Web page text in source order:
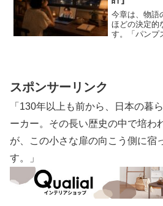
今章は、物語
ほどの決定的
す。「パンプ
スポンサーリンク
「130年以上も前から、日本の暮
ーカー。その長い歴史の中で培わ
が、この小さな扉の向こう側に宿
す。」